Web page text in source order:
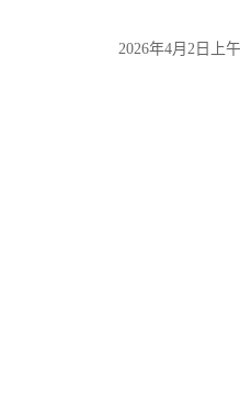
2026年4月2日上午，